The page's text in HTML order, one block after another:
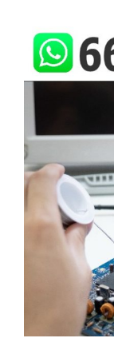
Ver
imagen
más
grande